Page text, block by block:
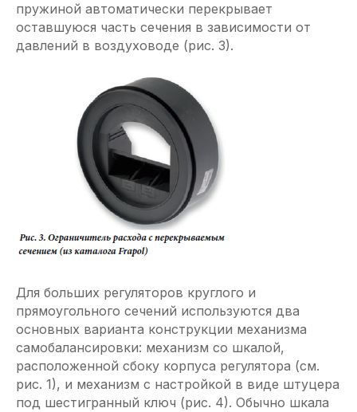
пружиной автоматически перекрывает
оставшуюся часть сечения в зависимости от
давлений в воздуховоде (рис. 3).
Для больших регуляторов круглого и
прямоугольного сечений используются два
основных варианта конструкции механизма
самобалансировки: механизм со шкалой,
расположенной сбоку корпуса регулятора (см.
рис. 1), и механизм с настройкой в виде штуцера
под шестигранный ключ (рис. 4). Обычно шкала